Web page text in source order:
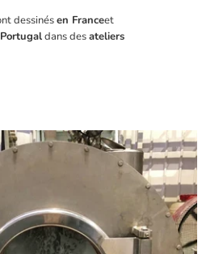
dessinésen Franceet
dans desateliers